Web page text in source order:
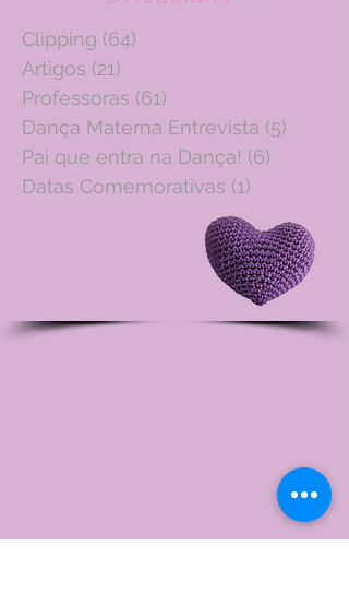
Clipping (64)
Artigos (21)
Professoras (61)
Dança Materna Entrevista (5)
Pai que entra na Dança! (6)
Datas Comemorativas (1)